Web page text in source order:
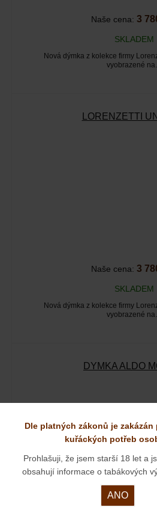
Naše cena: 3
SKLADEM
Nová dýmka z kolekce firmy
vyobrazené
LORENZETTI
Naše cena: 3
SKLADEM
Nová dýmka z kolekce firmy
vyobrazené
DÝMKA ALDO
Dle platných zákonů je
kuřáckých potřeb
Prohlašuji, že jsem starší 18 let a
obsahují informace o tabákových
ANO